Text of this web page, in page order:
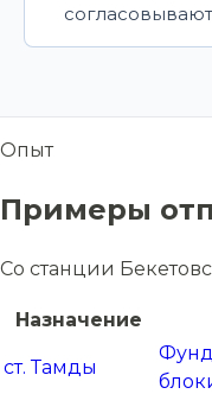
Опыт
Примеры
Со станции
Назначение
ст. Тамды